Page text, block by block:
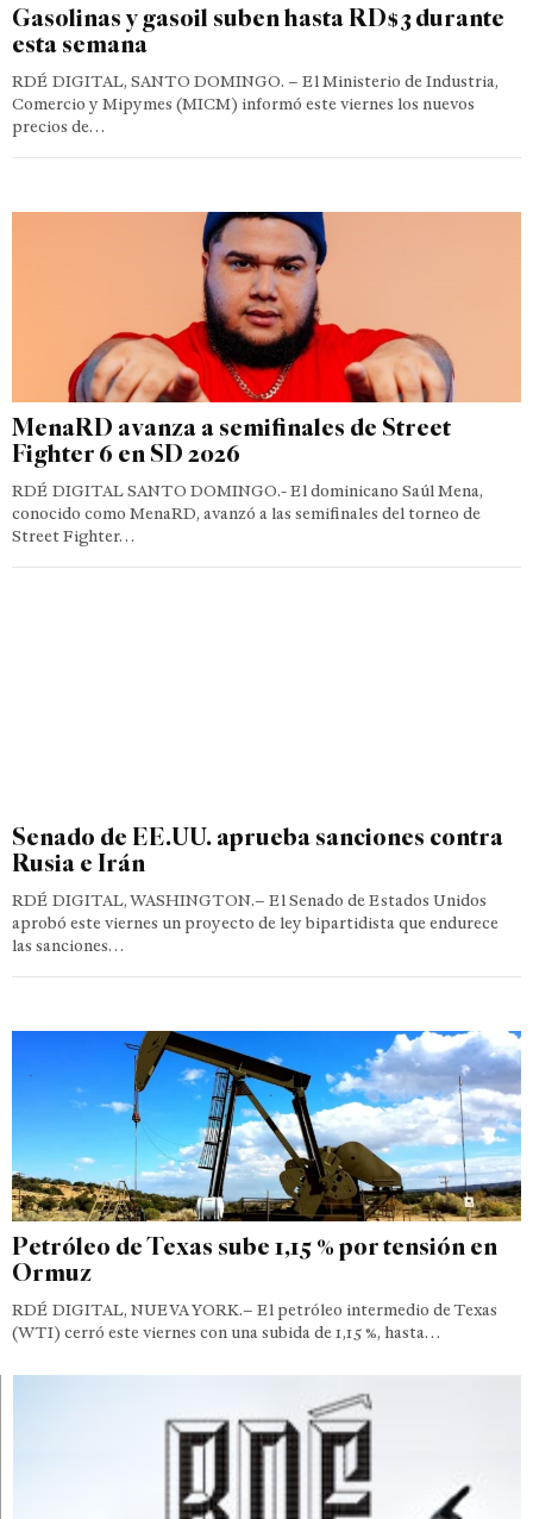
Gasolinas y gasoil suben hasta RD$3 durante
esta semana
RDÉ DIGITAL, SANTO DOMINGO. – El Ministerio de Industria,
Comercio y Mipymes (MICM) informó este viernes los nuevos
precios de…
MenaRD avanza a semifinales de Street
Fighter 6 en SD 2026
RDÉ DIGITAL SANTO DOMINGO.- El dominicano Saúl Mena,
conocido como MenaRD, avanzó a las semifinales del torneo de
Street Fighter…
Senado de EE.UU. aprueba sanciones contra
Rusia e Irán
RDÉ DIGITAL, WASHINGTON.– El Senado de Estados Unidos
aprobó este viernes un proyecto de ley bipartidista que endurece
las sanciones…
Petróleo de Texas sube 1,15 % por tensión en
Ormuz
RDÉ DIGITAL, NUEVA YORK.– El petróleo intermedio de Texas
(WTI) cerró este viernes con una subida de 1,15 %, hasta…